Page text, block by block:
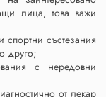
лица, това важи
спортни състезания
друго;
с нередовни
от лекар